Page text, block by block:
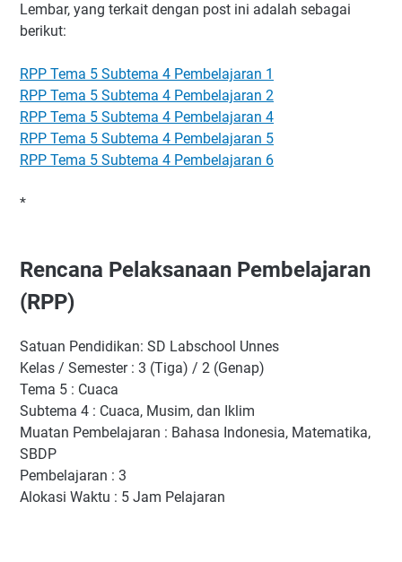
Lembar, yang terkait dengan post ini adalah sebagai
berikut:
RPP Tema 5 Subtema 4 Pembelajaran 1
RPP Tema 5 Subtema 4 Pembelajaran 2
RPP Tema 5 Subtema 4 Pembelajaran 4
RPP Tema 5 Subtema 4 Pembelajaran 5
RPP Tema 5 Subtema 4 Pembelajaran 6
*
Rencana Pelaksanaan Pembelajaran
(RPP)
Satuan Pendidikan: SD Labschool Unnes
Kelas / Semester : 3 (Tiga) / 2 (Genap)
Tema 5 : Cuaca
Subtema 4 : Cuaca, Musim, dan Iklim
Muatan Pembelajaran : Bahasa Indonesia, Matematika,
SBDP
Pembelajaran : 3
Alokasi Waktu : 5 Jam Pelajaran